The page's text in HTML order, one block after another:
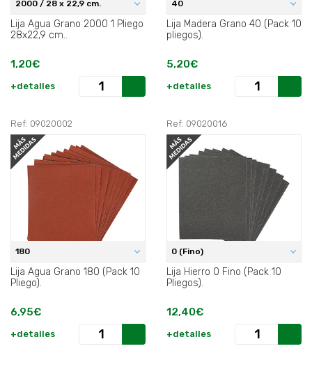
2000 / 28 x 22,9 cm.
Lija Agua Grano 2000 1 Pliego
28x22,9 cm..
1,20€
+detalles
40
Lija Madera Grano 40 (Pack 10
pliegos).
5,20€
+detalles
Ref: 09020002
180
Lija Agua Grano 180 (Pack 10
Pliego).
6,95€
+detalles
Ref: 09020016
0 (Fino)
Lija Hierro 0 Fino (Pack 10
Pliegos).
12,40€
+detalles